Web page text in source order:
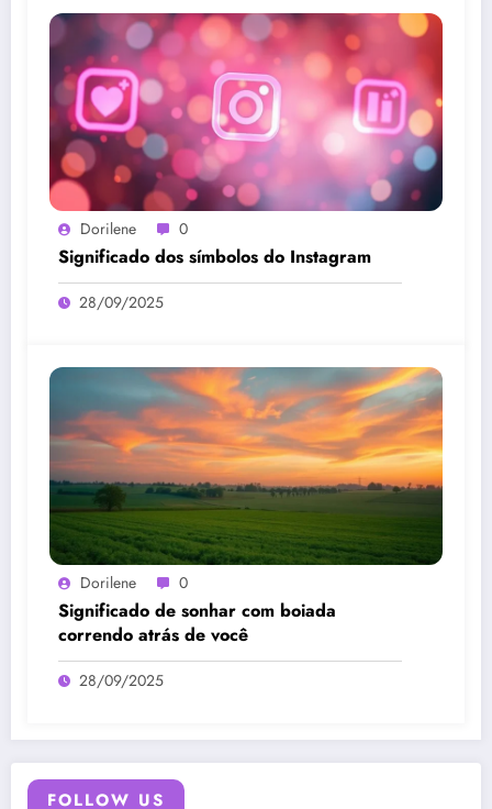
FOLLOW US
Dorilene 0
Significado dos símbolos do Instagram
28/09/2025
Dorilene 0
Significado de sonhar com boiada
correndo atrás de você
28/09/2025